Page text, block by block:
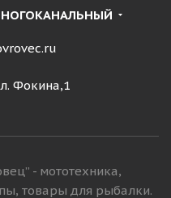
Фокина,1
- мототехника,
товары для рыбалки.